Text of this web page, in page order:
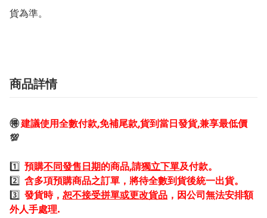
貨為準。
商品詳情
🉐建議使用全數付款,免補尾款,貨到當日發貨,兼享最低價
💯
1️⃣ 預購不同發售日期的商品,請獨立下單及付款。
2️⃣ 含多項預購商品之訂單，將待全數到貨後統一出貨。
3️⃣ 發貨時， 恕不接受拼單或更改貨品 ，因公司無法安排額
外人手處理.